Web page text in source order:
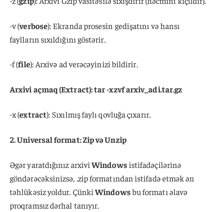
-v (verbose): Ekranda prosesin gedişatını və hansı
faylların sıxıldığını göstərir.
-f (file): Arxivə ad verəcəyinizi bildirir.
Arxivi açmaq (Extract): tar -xzvf arxiv_adi.tar.gz
-x (extract): Sıxılmış faylı qovluğa çıxarır.
2. Universal format: Zip və Unzip
Əgər yaratdığınız arxiviWindowsistifadəçilərinə
göndərəcəksinizsə, .zip formatından istifadə etmək ən
təhlükəsiz yoldur. ÇünkiWindowsbu formatı əlavə
proqramsız dərhal tanıyır.